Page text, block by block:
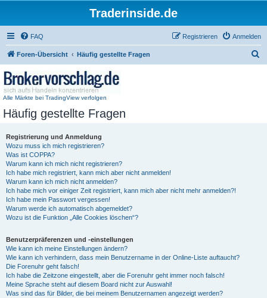
Traderinside.de
FAQ Anmelden
Registrieren
Foren-Übersicht Häufig gestellte Fragen
Alle Märkte bei TradingView verfolgen
Häufig gestellte Fragen
Registrierung und Anmeldung
Wozu muss ich mich registrieren?
Was ist COPPA?
Warum kann ich mich nicht registrieren?
Ich habe mich registriert, kann mich aber nicht anmelden!
Warum kann ich mich nicht anmelden?
Ich habe mich vor einiger Zeit registriert, kann mich aber nicht mehr anmelden?!
Ich habe mein Passwort vergessen!
Warum werde ich automatisch abgemeldet?
Wozu ist die Funktion „Alle Cookies löschen“?
Benutzerpräferenzen und -einstellungen
Wie kann ich meine Einstellungen ändern?
Wie kann ich verhindern, dass mein Benutzername in der Online-Liste auftaucht?
Die Forenuhr geht falsch!
Ich habe die Zeitzone eingestellt, aber die Forenuhr geht immer noch falsch!
Meine Sprache steht auf diesem Board nicht zur Auswahl!
Was sind das für Bilder, die bei meinem Benutzernamen angezeigt werden?